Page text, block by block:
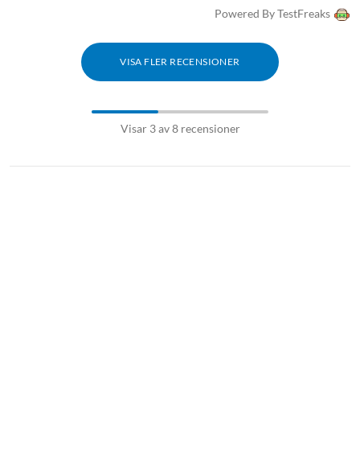
Powered By TestFreaks
VISA FLER RECENSIONER
Visar 3 av 8 recensioner